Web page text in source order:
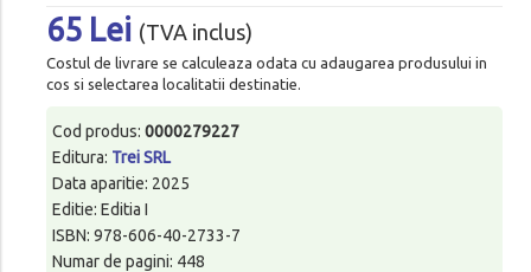
65 Lei (TVA inclus)
Costul de livrare se calculeaza odata cu adaugarea produsului in
cos si selectarea localitatii destinatie.
Cod produs: 0000279227
Editura: Trei SRL
Data aparitie: 2025
Editie: Editia I
ISBN: 978-606-40-2733-7
Numar de pagini: 448